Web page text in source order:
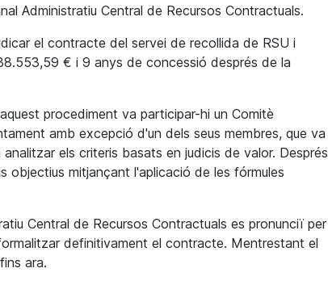
Administratiu Central de Recursos Contractuals.
el contracte del servei de recollida de RSU i
€ i 9 anys de concessió després de la
procediment va participar-hi un Comitè
amb excepció d'un dels seus membres, que va
els criteris basats en judicis de valor. Després
objectius mitjançant l'aplicació de les fórmules
Central de Recursos Contractuals es pronunciï per
definitivament el contracte. Mentrestant el
ara.